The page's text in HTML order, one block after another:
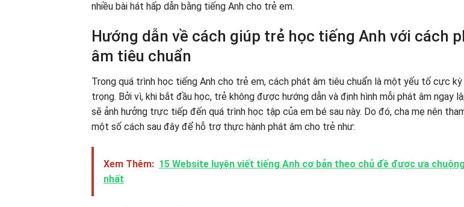
nhiều bài hát hấp dẫn bằng tiếng Anh cho trẻ em.
Hướng dẫn về cách giúp trẻ học tiếng Anh với cách
âm tiêu chuẩn
Trong quá trình học tiếng Anh cho trẻ em, cách phát âm tiêu chuẩn là một yếu tố cực kỳ
trọng. Bởi vì, khi bắt đầu học, trẻ không được hướng dẫn và định hình mỗi phát âm ngay
sẽ ảnh hưởng trực tiếp đến quá trình học tập của em bé sau này. Do đó, cha mẹ nên
một số cách sau đây để hỗ trợ thực hành phát âm cho trẻ như:
Xem Thêm: 15 Website luyện viết tiếng Anh cơ bản theo chủ đề được ưa chuộng
nhất